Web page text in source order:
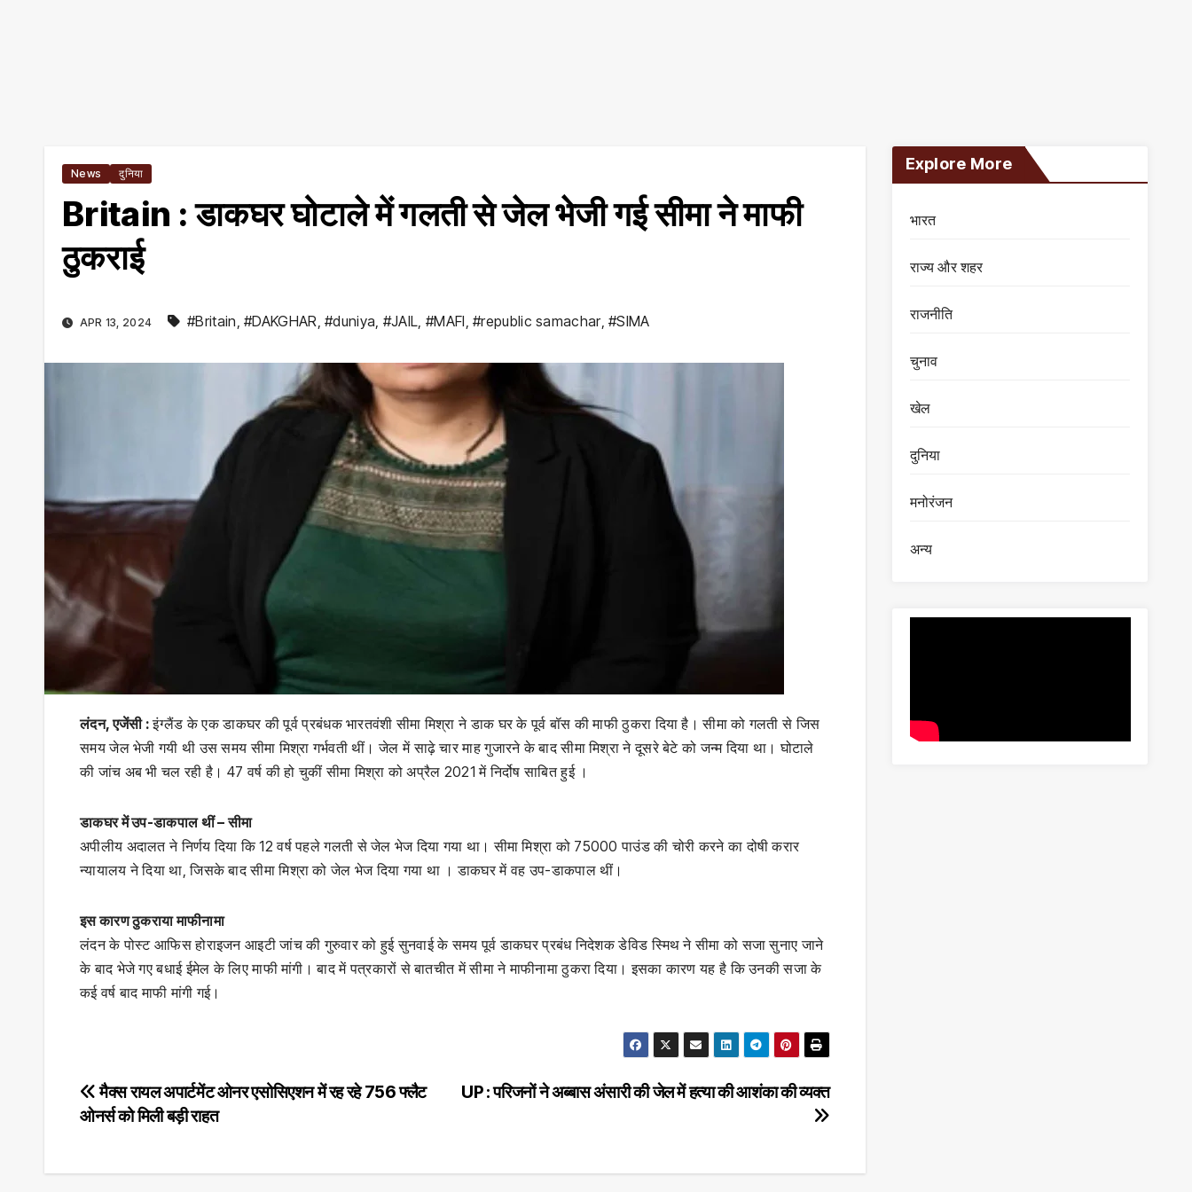
News दुनिया
Britain : डाकघर घोटाले में गलती से जेल भेजी गई सीमा ने माफी
ठुकराई
APR 13, 2024 #Britain,#DAKGHAR,#duniya, #JAIL, #MAFI,#republic samachar,#SIMA
लंदन, एजेंसी :इंग्लैंड के एक डाकघर की पूर्व प्रबंधक भारतवंशी सीमा मिश्रा ने डाक घर के पूर्व बॉस की माफी ठुकरा दिया है। सीमा को गलती से जिस
समय जेल भेजी गयी थी उस समय सीमा मिश्रा गर्भवती थीं। जेल में साढ़े चार माह गुजारने के बाद सीमा मिश्रा ने दूसरे बेटे को जन्म दिया था। घोटाले
की जांच अब भी चल रही है। 47 वर्ष की हो चुकीं सीमा मिश्रा को अप्रैल 2021 में निर्दोष साबित हुई ।
डाकघर में उप-डाकपाल थीं – सीमा
अपीलीय अदालत ने निर्णय दिया कि 12 वर्ष पहले गलती से जेल भेज दिया गया था। सीमा मिश्रा को 75000 पाउंड की चोरी करने का दोषी करार
न्यायालय ने दिया था, जिसके बाद सीमा मिश्रा को जेल भेज दिया गया था । डाकघर में वह उप-डाकपाल थीं।
इस कारण ठुकराया माफीनामा
लंदन के पोस्ट आफिस होराइजन आइटी जांच की गुरुवार को हुई सुनवाई के समय पूर्व डाकघर प्रबंध निदेशक डेविड स्मिथ ने सीमा को सजा सुनाए जाने
के बाद भेजे गए बधाई ईमेल के लिए माफी मांगी। बाद में पत्रकारों से बातचीत में सीमा ने माफीनामा ठुकरा दिया। इसका कारण यह है कि उनकी सजा के
कई वर्ष बाद माफी मांगी गई।
Post
navigation
UP : परिजनों ने अब्बास अंसारी की जेल में हत्या की आशंका की व्यक्त
मैक्स रायल अपार्टमेंट ओनर एसोसिएशन में रह रहे 756 फ्लैट
ओनर्स को मिली बड़ी राहत
Explore More
भारत
राज्य और शहर
राजनीति
चुनाव
खेल
दुनिया
मनोरंजन
अन्य